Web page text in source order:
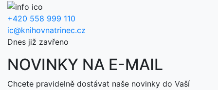
+420 558 999 110
ic@knihovnatrinec.cz
Dnes již zavřeno
NOVINKY NA E-MAIL
Chcete pravidelně dostávat naše novinky do Vaší